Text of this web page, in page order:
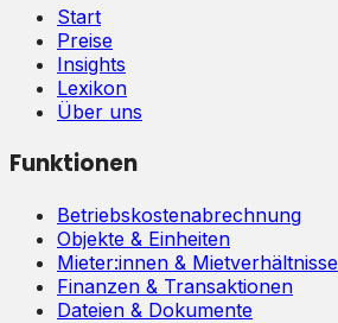
Start
Preise
Insights
Lexikon
Über uns
Funktionen
Betriebskostenabrechnung
Objekte & Einheiten
Mieter:innen & Mietverhältnisse
Finanzen & Transaktionen
Dateien & Dokumente